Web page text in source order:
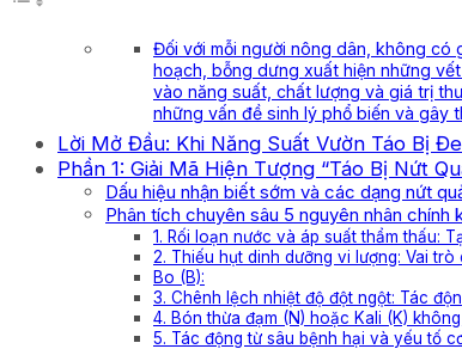
Đối với mỗi người nông dân, không có
hoạch, bỗng dưng xuất hiện những
vào năng suất, chất lượng và giá trị
những vấn đề sinh lý phổ biến và gây
Lời Mở Đầu: Khi Năng Suất Vườn Táo Bị
Phần 1: Giải Mã Hiện Tượng “Táo Bị Nứt
Dấu hiệu nhận biết sớm và các dạng nứt
Phân tích chuyên sâu 5 nguyên nhân chính
1. Rối loạn nước và áp suất thẩm thấu:
2. Thiếu hụt dinh dưỡng vi lượng: Vai
Bo (B):
3. Chênh lệch nhiệt độ đột ngột: Tác
4. Bón thừa đạm (N) hoặc Kali (K)
5. Tác động từ sâu bệnh hại và yếu tố